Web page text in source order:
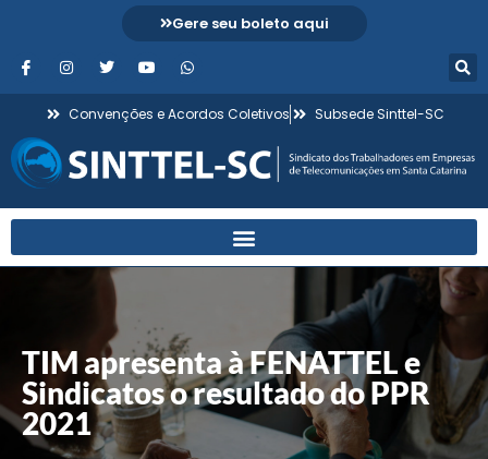
Gere seu boleto aqui
Convenções e Acordos Coletivos Subsede Sinttel-SC
TIM apresenta à FENATTEL e
Sindicatos o resultado do PPR
2021